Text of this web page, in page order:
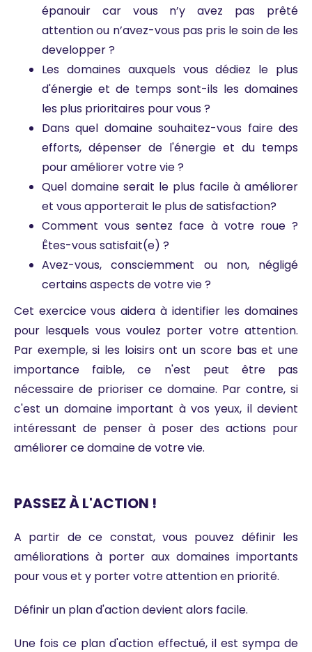
épanouir car vous n’y avez pas prêté
attention ou n’avez-vous pas pris le soin de les
developper ?
Les domaines auxquels vous dédiez le plus
d'énergie et de temps sont-ils les domaines
les plus prioritaires pour vous ?
Dans quel domaine souhaitez-vous faire des
efforts, dépenser de l'énergie et du temps
pour améliorer votre vie ?
Quel domaine serait le plus facile à améliorer
et vous apporterait le plus de satisfaction?
Comment vous sentez face à votre roue ?
Êtes-vous satisfait(e) ?
Avez-vous, consciemment ou non, négligé
certains aspects de votre vie ?
Cet exercice vous aidera à identifier les domaines
pour lesquels vous voulez porter votre attention.
Par exemple, si les loisirs ont un score bas et une
importance faible, ce n'est peut être pas
nécessaire de prioriser ce domaine. Par contre, si
c'est un domaine important à vos yeux, il devient
intéressant de penser à poser des actions pour
améliorer ce domaine de votre vie.
PASSEZ À L'ACTION !
A partir de ce constat, vous pouvez définir les
améliorations à porter aux domaines importants
pour vous et y porter votre attention en priorité.
Définir un plan d'action devient alors facile.
Une fois ce plan d'action effectué, il est sympa de